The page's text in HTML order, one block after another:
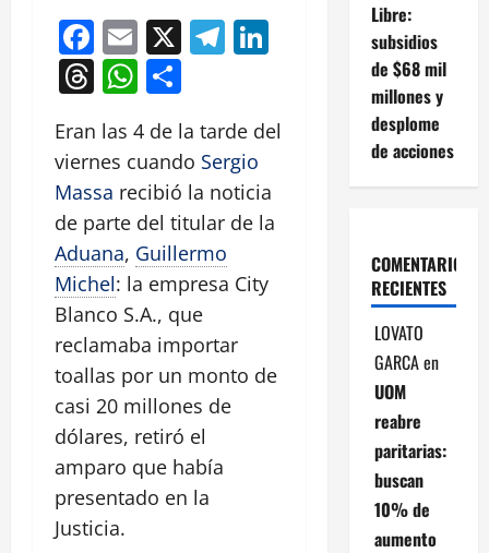
Facebook
Email
X Telegram
LinkedIn
Threads
WhatsApp
Eran las 4 de la tarde del
viernes cuando Sergio
Massa recibió la noticia
de parte del titular de la
Aduana, Guillermo
Michel: la empresa City
Blanco S.A., que
reclamaba importar
toallas por un monto de
casi 20 millones de
dólares, retiró el
amparo que había
presentado en la
Justicia.
Libre:
subsidios
de $68 mil
millones y
desplome
de acciones
COMENTARIOS
RECIENTES
LOVATO
GARCAen
UOM
reabre
paritarias:
buscan
10% de
aumento